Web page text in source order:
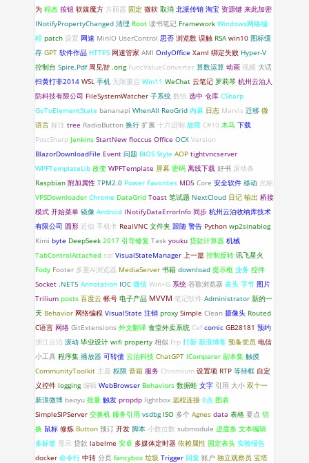
为 程杰 按钮 软媒魔方 方丽霞 固定 微软 取消 北派传销 淘宝 资源键 来此加密
INotifyPropertyChanged 清理 Root 读书笔记 Framework Windows网络编
程 patch 设置 网速 MinIO UserControl 思否 浏览数 误触 RSA win10 图标缓
存 GPT 软件作品 HTTPS 网速管家 AMI OnlyOffice Xaml 绑定失败 Hyper-V
控制台 Spire.Pdf 周见智 .orig FuncValueConverter 算数运算 动画 视频 大话
扫黄打非2014 WSL 手机 无限重启 Win11 WeChat 云笔记 罗莉琴 杭州云泊人
防科技有限公司 FileSystemWatcher 子系统 数组 选中 仓库 CSharp
GoToElementState bananapi WhenAll ReoGrid 内幕 日志 Marvis 迁移 微
语言 标注 tree RadioButton 换行 扩展 十六进制 故障 C#10 木马 下载
PostSharp Jenkins StartNew floccus Office OCX Version
BlazorDownloadFile Event 问题 BIOS Style AOP tightvncserver
WPFTemplateLib 改变 WPFTemplate 屏幕 密码 离线下载 好书 滚动条
Raspbian 附加属性 TPM2.0 Power Favorites MD5 Core 安全软件 移动 光标
VPSDownloader Chrome DataGrid Toast 笔试题 NextCloud 日记 输出 桥接
模式 开始菜单 镜像 Android INotifyDataErrorlnfo 同步 杭州云泊收纳库技术
有限公司 圆形 近似 手机卡 RealVNC 文件夹 跟随 警告 Python wp2sinablog
Kimi byte DeepSeek 2017 引导修复 Task youku 贷款计算器 机械
TabControlAttached sql VisualStateManager 上一篇 控制反转 讯飞星火
Fody Footer 多重AI浏览器 MediaServer 书籍 download 提示框 业务 控件
Socket .NET5 Annotation IOC 微信 Win+G 系统 谷歌浏览器 表头 字节 图片
Trilium posts 百度云 帐号 电子产品 MVVM 笔记软件 Administrator 新的一
天 Behavior 网络编程 VisualState 注销 proxy Simple Clean 摄像头 Routed
C语言 网络 GitExtensions 外文翻译 食堂外卖系统 Cef comic GB28181 预约
浙江云泊 滚动 毕业设计 wifi property 相似 Frp 打新 新浪博客 预备党员 电信
小工具 程序集 播放器 可转债 云泊科技 ChatGPT IComparer 副本集 触摸
CommunityToolkit 主题 权限 音箱 服务 Chromium 设置项 RTP 等待框 自定
义控件 logging 编辑 WebBrowser Behaviors 数据蛙 文字 引用 大小 双十一
新浪微博 baoyu 批量 触发 propdp lightbox 远程连接 0点 图表
SimpleSIPServer 交换机 服务引用 vsdbg ISO 多个 Agnes data 表格 要点 切
换 鼠标 修炼 Button 预订 开发 脚本 小数位数 submodule 进度条 文本编辑
多标签 显示 贷款 labelme 安卓 多媒体定时器 依赖属性 固定表头 实验报告
docker 命令行 中转 分页 fancybox 垃圾 Trigger 回复 账户 独立观察员 宝塔